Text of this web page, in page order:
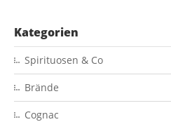
Kategorien
Spirituosen & Co
Brände
Cognac